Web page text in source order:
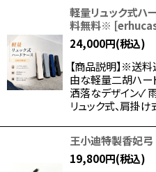
軽量リュック式
料無料※ [
24,000円(税込)
【商品説明】※送
由な軽量二胡ハー
洒落なデザイン✓
リュック式、肩掛
王小迪特製香妃弓
19,800円(税込)